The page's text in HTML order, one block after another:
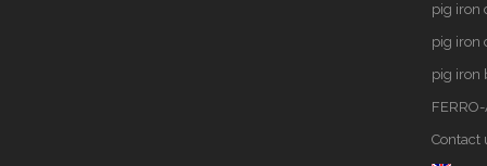
pig iron
pig iron
pig iron
Contact